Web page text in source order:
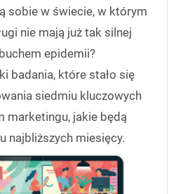
sobie w świecie, w którym
nie mają już tak silnej
epidemii?
badania, które stało się
siedmiu kluczowych
marketingu, jakie będą
najbliższych miesięcy.